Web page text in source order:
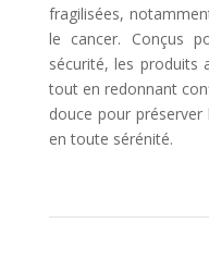
fragilisées,
le cancer. Conçus
sécurité, les produits
tout en redonnant
douce pour
en toute sérénité.